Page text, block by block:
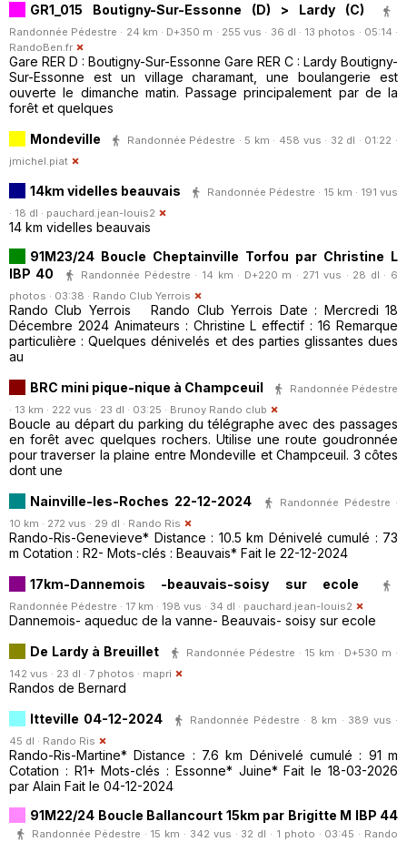
GR1_015 Boutigny-Sur-Essonne (D) > Lardy (C)
Randonnée Pédestre · 24 km · D+350 m · 255 vus · 36 dl · 13 photos · 05:14 ·
RandoBen.fr
Gare RER D : Boutigny-Sur-Essonne Gare RER C : Lardy Boutigny-
Sur-Essonne est un village charamant, une boulangerie est
ouverte le dimanche matin. Passage principalement par de la
forêt et quelques
Mondeville
Randonnée Pédestre · 5 km · 458 vus · 32 dl · 01:22 ·
jmichel.piat
14km videlles beauvais
Randonnée Pédestre · 15 km · 191 vus
· 18 dl · pauchard.jean-louis2
14 km videlles beauvais
91M23/24 Boucle Cheptainville Torfou par Christine L
IBP 40
Randonnée Pédestre · 14 km · D+220 m · 271 vus · 28 dl · 6
photos · 03:38 · Rando Club Yerrois
Rando Club Yerrois Rando Club Yerrois Date : Mercredi 18
Décembre 2024 Animateurs : Christine L effectif : 16 Remarque
particulière : Quelques dénivelés et des parties glissantes dues
au
BRC mini pique-nique à Champceuil
Randonnée Pédestre
· 13 km · 222 vus · 23 dl · 03:25 · Brunoy Rando club
Boucle au départ du parking du télégraphe avec des passages
en forêt avec quelques rochers. Utilise une route goudronnée
pour traverser la plaine entre Mondeville et Champceuil. 3 côtes
dont une
Nainville-les-Roches 22-12-2024
Randonnée Pédestre ·
10 km · 272 vus · 29 dl · Rando Ris
Rando-Ris-Genevieve* Distance : 10.5 km Dénivelé cumulé : 73
m Cotation : R2- Mots-clés : Beauvais* Fait le 22-12-2024
17km-Dannemois -beauvais-soisy sur ecole
Randonnée Pédestre · 17 km · 198 vus · 34 dl · pauchard.jean-louis2
Dannemois- aqueduc de la vanne- Beauvais- soisy sur ecole
De Lardy à Breuillet
Randonnée Pédestre · 15 km · D+530 m ·
142 vus · 23 dl · 7 photos · mapri
Randos de Bernard
Itteville 04-12-2024
Randonnée Pédestre · 8 km · 389 vus ·
45 dl · Rando Ris
Rando-Ris-Martine* Distance : 7.6 km Dénivelé cumulé : 91 m
Cotation : R1+ Mots-clés : Essonne* Juine* Fait le 18-03-2026
par Alain Fait le 04-12-2024
91M22/24 Boucle Ballancourt 15km par Brigitte M IBP 44
Randonnée Pédestre · 15 km · 342 vus · 32 dl · 1 photo · 03:45 · Rando